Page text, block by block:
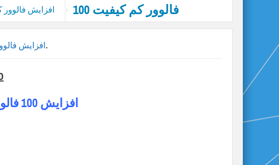
افزایش
100 فالوور کم کیفیت
افزایش.
افزایش 100 فالوور کم کیفیت اینستاگرام